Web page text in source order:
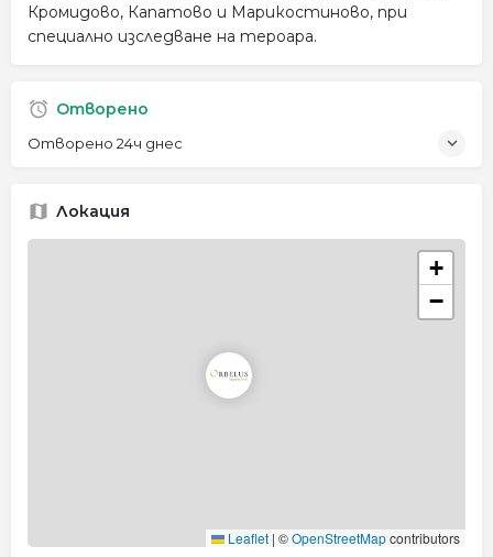
Кромидово, Капатово и Марикостиново, при
специално изследване на тероара.
Отворено
Отворено 24ч днес
Локация
+
−
Leaflet | ©OpenStreetMapcontributors